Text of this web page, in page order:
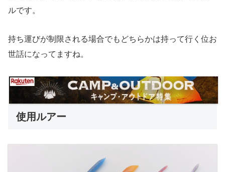
ルです。
持ち運びが制限される場合でもどちらかは持って行く位お
世話になってますね。
使用ルアー